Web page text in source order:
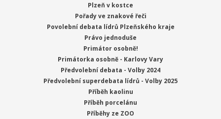
Plzeň v kostce
Pořady ve znakové řeči
Povolební debata lídrů Plzeňského kraje
Právo jednoduše
Primátor osobně!
Primátorka osobně - Karlovy Vary
Předvolební debata - Volby 2024
Předvolební superdebata lídrů - Volby 2025
Příběh kaolinu
Příběh porcelánu
Příběhy ze ZOO